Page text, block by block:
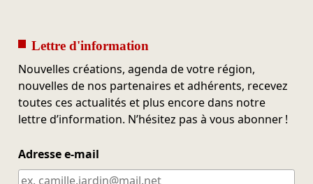
Lettre d'information
Nouvelles créations, agenda de votre région,
nouvelles de nos partenaires et adhérents, recevez
toutes ces actualités et plus encore dans notre
lettre d’information. N’hésitez pas à vous abonner !
Adresse e-mail